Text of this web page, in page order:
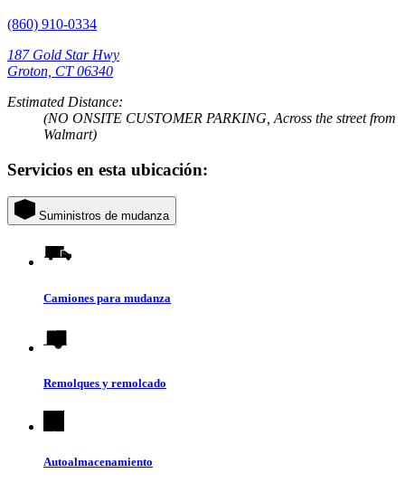
(860) 910-0334
187 Gold Star Hwy
Groton, CT 06340
Estimated Distance:
(NO ONSITE CUSTOMER PARKING, Across the street from
Walmart)
Servicios en esta ubicación:
Suministros de mudanza
Camiones para mudanza
Remolques y remolcado
Autoalmacenamiento